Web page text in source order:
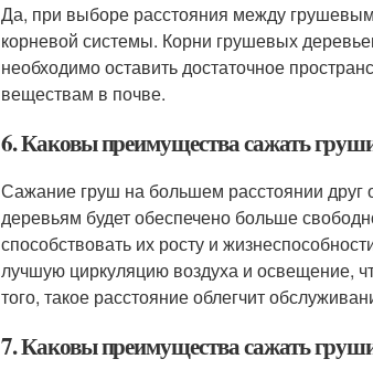
Да, при выборе расстояния между
корневой системы. Корни грушевых
необходимо оставить достаточное
веществам в почве.
6. Каковы преимущества сажать
Сажание груш на большем расстоянии
деревьям будет обеспечено больше
способствовать их росту и
лучшую циркуляцию воздуха и освещение,
того, такое расстояние облегчит
7. Каковы преимущества сажать